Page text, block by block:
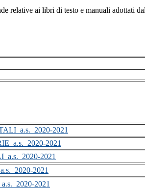
relative ai libri di testo e manuali adottati
2021
2021
2021
2021
2021